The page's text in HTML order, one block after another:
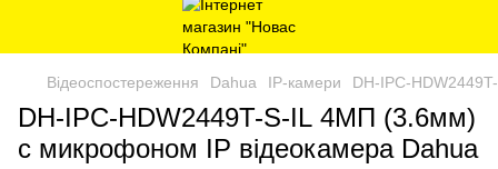
Відеоспостереження Dahua IP-камери DH-IPC-
DH-IPC-HDW2449T-S-IL 4МП (3.6мм)
с микрофоном IP відеокамера Dahua